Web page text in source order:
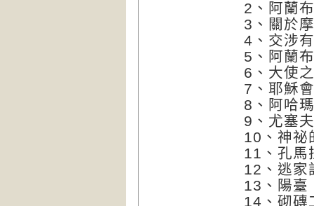
2、阿蘭
3、關於
4、交涉
5、阿蘭
6、大使
7、耶穌
8、阿哈
9、尤塞
10、神祕
11、孔馬
12、逃家
13、陽臺
14、砌磚